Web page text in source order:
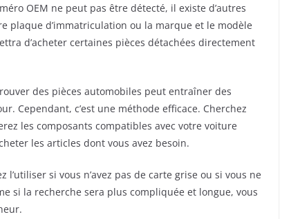
OEM ne peut pas être détecté, il existe d’autres
plaque d’immatriculation ou la marque et le modèle
d’acheter certaines pièces détachées directement
des pièces automobiles peut entraîner des
Cependant, c’est une méthode efficace. Cherchez
les composants compatibles avec votre voiture
les articles dont vous avez besoin.
si vous n’avez pas de carte grise ou si vous ne
si la recherche sera plus compliquée et longue, vous